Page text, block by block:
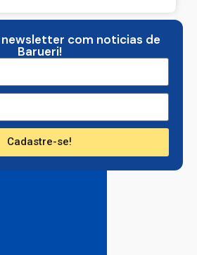
newsletter com noticias de
Barueri!
Cadastre-se!